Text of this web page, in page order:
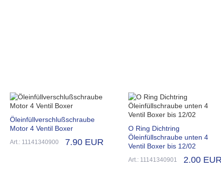
Öleinfüllverschlußschraube
Motor 4 Ventil Boxer
Art.: 11141340900 7.90 EUR
O Ring Dichtring
Öleinfüllschraube unten 4
Ventil Boxer bis 12/02
Art.: 11141340901 2.00